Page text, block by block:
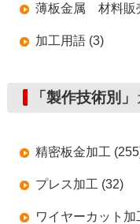
薄板金属 材料販
加工用語 (3)
「製作技術別」
精密板金加工
プレス加工 (32)
ワイヤーカット加